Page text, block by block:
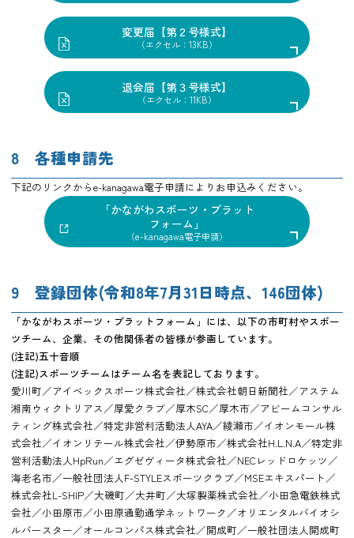
変更届【第２号様式】
（エクセル：13KB）
退会届【第３号様式】
（エクセル：11KB）
8 各種申請先
下記のリンクからe-kanagawa電子申請によりお申込みください。
「かながわスポーツ・プラット
フォーム」
（e-kanagawa電子申請）
9 登録団体(令和8年7月31日時点、146団体)
「かながわスポーツ・プラットフォーム」には、以下の市町村やスポー
ツチーム、企業、その他関係者の皆様が参画しています。
(注記)五十音順
(注記)スポーツチームはチーム名を表記しております。
愛川町／アイベックスポーツ株式会社／株式会社朝日新聞社／アステム
湘南ウィクトリアス／厚愛クラブ／厚木SC／厚木市／アビームコンサル
ティング株式会社／特定非営利活動法人AYA／綾瀬市／イオンモール株
式会社／イオンリテール株式会社／伊勢原市／株式会社H.L.N.A／特定非
営利活動法人HpRun／エグゼヴィータ株式会社／NECレッドロケッツ／
海老名市／一般社団法人F-STYLEスポーツクラブ／MSEエキスパート／
株式会社L-SHIP／大磯町／大井町／大塚製薬株式会社／小田急電鉄株式
会社／小田原市／小田原通勤通学ネットワーク／オリエンタルバイオシ
ルバースター／オールコンパス株式会社／開成町／一般社団法人開成町